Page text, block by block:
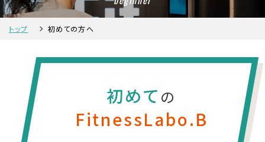
トップ 初めての方へ
初めて の
FitnessLabo.B